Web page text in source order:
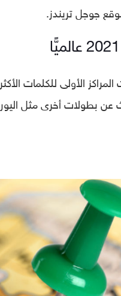
جوجل تريندز.
الأولى للكلمات